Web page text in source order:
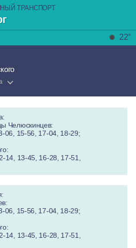
ТРАНСПОРТ
22°
Челюскинцев:
06, 15-56, 17-04, 18-29;
14, 13-45, 16-28, 17-51,
06, 15-56, 17-04, 18-29;
14, 13-45, 16-28, 17-51,